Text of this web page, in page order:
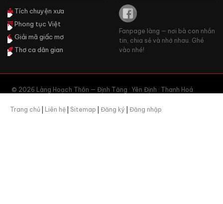
Tích chuyện xưa
Phong tục Việt
Giải mã giấc mơ
Thơ ca dân gian
Fanpage làng — nơi bà con nhắn
tin, chia sẻ và nhớ nhau. Ghé
vào nhé!
© 2026 Làng Hoạch Thôn — Định Tăng · Yên Định · Thanh Hoá
Trang chủ Liên hệ Sitemap Đăng ký Đăng nhập